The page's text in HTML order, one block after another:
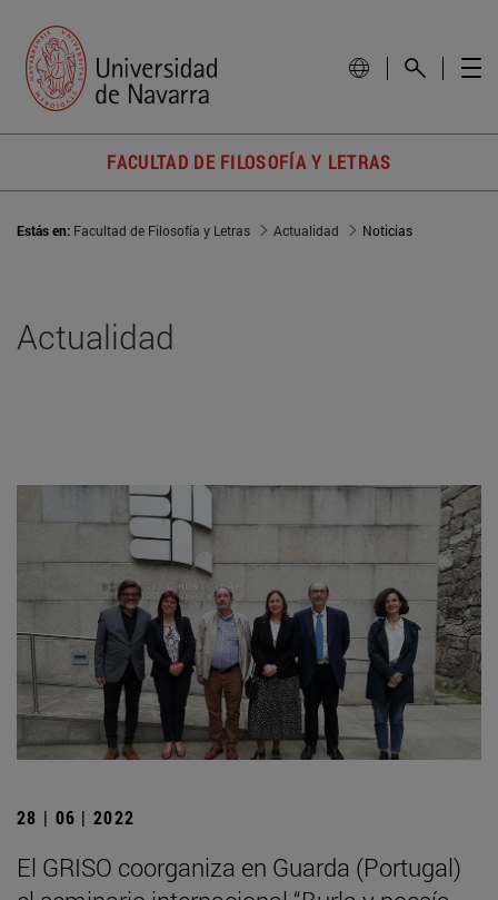
FACULTAD DE FILOSOFÍA Y LETRAS
Estás en: Facultad de Filosofía y Letras Actualidad Noticias
Actualidad
28 | 06 | 2022
El GRISO coorganiza en Guarda (Portugal)